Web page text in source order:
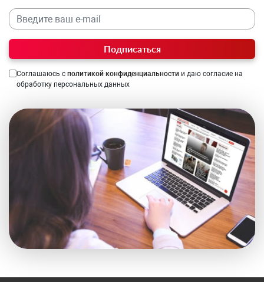
Подписаться
Соглашаюсь с политикой конфиденциальности и даю согласие на
обработку персональных данных